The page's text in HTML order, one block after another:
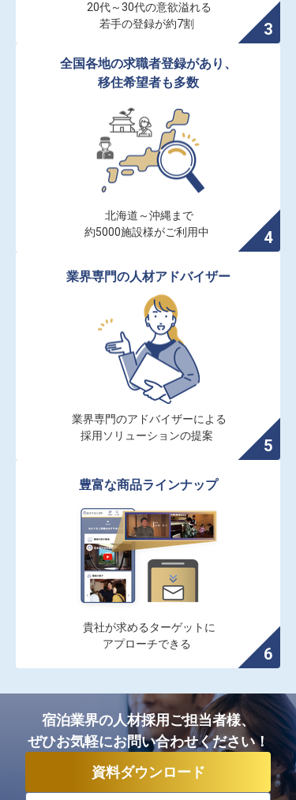
20代～30代の意欲溢れる
若手の登録が約7割
全国各地の求職者登録があり、
移住希望者も多数
北海道～沖縄まで
約5000施設様がご利用中
業界専門の人材アドバイザー
業界専門のアドバイザーによる
採用ソリューションの提案
豊富な商品ラインナップ
貴社が求めるターゲットに
アプローチできる
宿泊業界の人材採用ご担当者様、
ぜひお気軽にお問い合わせください！
資料ダウンロード